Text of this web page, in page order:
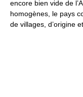
encore bien vide de
homogènes, le pays
de villages, d’origine